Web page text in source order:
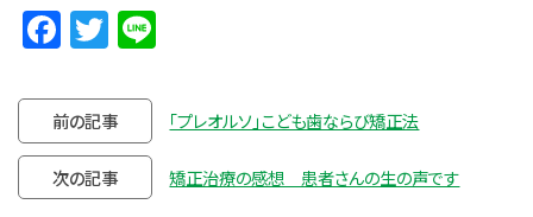
Facebook
Twitter
前の記事 「プレオルソ」こども歯ならび矯正法
次の記事 矯正治療の感想 患者さんの生の声です